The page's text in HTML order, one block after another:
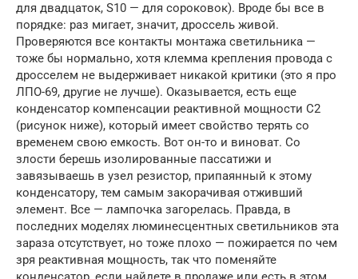
для двадцаток, S10 — для сороковок). Вроде бы все в
порядке: раз мигает, значит, дроссель живой.
Проверяются все контакты монтажа светильника —
тоже бы нормально, хотя клемма крепления провода с
дросселем не выдерживает никакой критики (это я про
ЛПО-69, другие не лучше). Оказывается, есть еще
конденсатор компенсации реактивной мощности С2
(рисунок ниже), который имеет свойство терять со
временем свою емкость. Вот он-то и виноват. Со
злости берешь изолированные пассатижи и
завязываешь в узел резистор, припаянный к этому
конденсатору, тем самым закорачивая отживший
элемент. Все — лампочка загорелась. Правда, в
последних моделях люминесцентных светильников эта
зараза отсутствует, но тоже плохо — пожирается по чем
зря реактивная мощность, так что поменяйте